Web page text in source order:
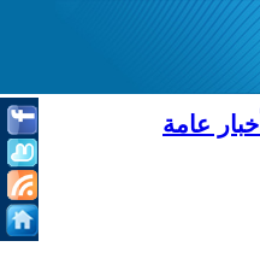
أخبار عامة